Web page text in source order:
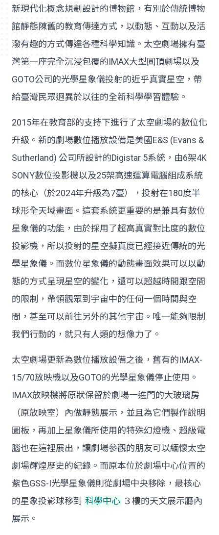
新現代化概念規劃設計的博物館，有別於傳統博物
館靜態陳舊的教育傳達方式，以動態、互動以及活
潑有趣的方式傳達各種科學知識。太空劇場擁有臺
灣第一座完全沉浸包覆的IMAX大型圓頂劇場以及
GOTO公司的光學星象儀投射的近乎真實星空，帶
給臺灣民眾迥異於以往的全新科學學習體驗。
2015年在教育部的支持下進行了太空劇場的數位化
升級。新的劇場數位播放設備是美國E&S (Evans &
Sutherland) 公司所設計的Digistar 5系統，由6架4K
SONY數位投影機以及25架高速運算電腦組成系統
的核心（於2024年升級為7臺），投射在180度半
球形全天域畫面。這套系統更重要的是兼具有數位
星象儀的功能，由於採用了超高真實對比度的數位
投影機，所以投射的星空擬真度已經接近傳統的光
學星象儀。而數位星象儀的動態畫面效果可以以動
態的方式呈現星空的變化，還可以超越時間跟空間
的限制，帶領觀眾到宇宙中的任何一個時間與空
間，甚至可以前往另外的其他宇宙。唯一能夠限制
我們行動的，就只有人類的想像力了。
太空劇場更新為數位播放設備之後，舊有的IMAX-
15/70放映機以及GOTO的光學星象儀停止使用。
IMAX放映機將原狀保留於劇場一進門的大玻璃房
（原放映室）內做靜態展示，並且為它們製作說明
圖板，再加上星象儀所使用的特殊幻燈機、超級電
腦也在這裡展出，讓劇場參觀的朋友可以緬懷太空
劇場輝煌歷史的紀錄。而原本位於劇場中心位置的
紫色GSS-I光學星象儀則從劇場中央移除，最核心
的星象投影球移到 科學中心 ３樓的天文展示廳內
展示。